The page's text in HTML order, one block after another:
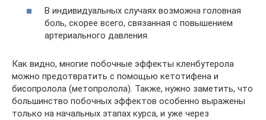
В индивидуальных случаях возможна головная
боль, скорее всего, связанная с повышением
артериального давления.
Как видно, многие побочные эффекты кленбутерола
можно предотвратить с помощью кетотифена и
бисопролола (метопролола). Также, нужно заметить, что
большинство побочных эффектов особенно выражены
только на начальных этапах курса, и уже через